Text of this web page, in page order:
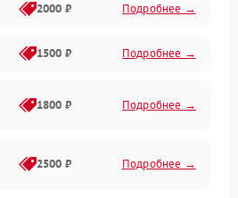
2000 ₽ Подробнее →
1500 ₽ Подробнее →
1800 ₽ Подробнее →
2500 ₽ Подробнее →